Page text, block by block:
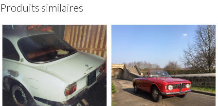
Produits similaires